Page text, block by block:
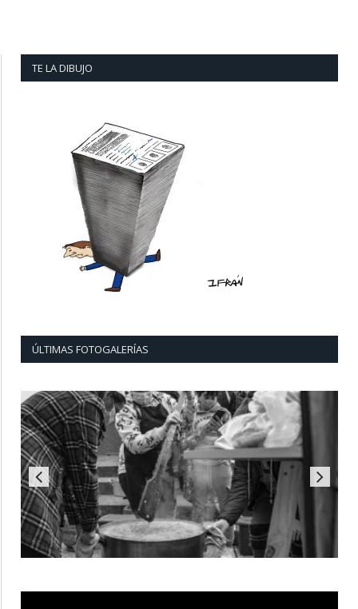
TE LA DIBUJO
ÚLTIMAS FOTOGALERÍAS